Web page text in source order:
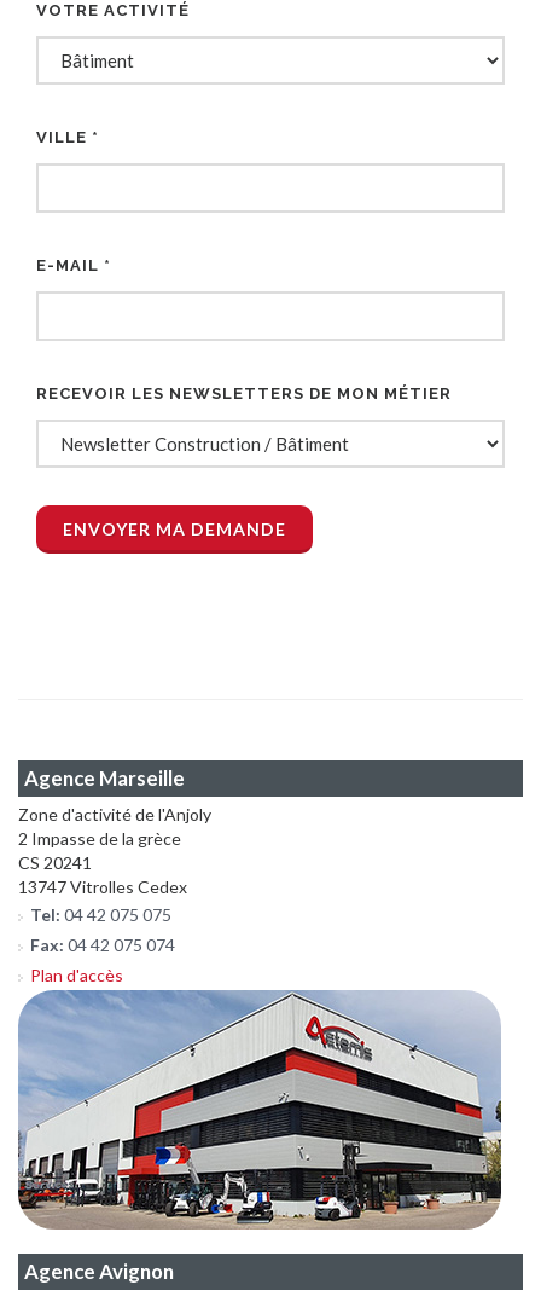
VOTRE ACTIVITÉ
VILLE *
E-MAIL *
RECEVOIR LES NEWSLETTERS DE MON MÉTIER
Agence Marseille
Zone d'activité de l'Anjoly
2 Impasse de la grèce
CS 20241
13747 Vitrolles Cedex
Tel: 04 42 075 075
Fax: 04 42 075 074
Plan d'accès
Agence Avignon